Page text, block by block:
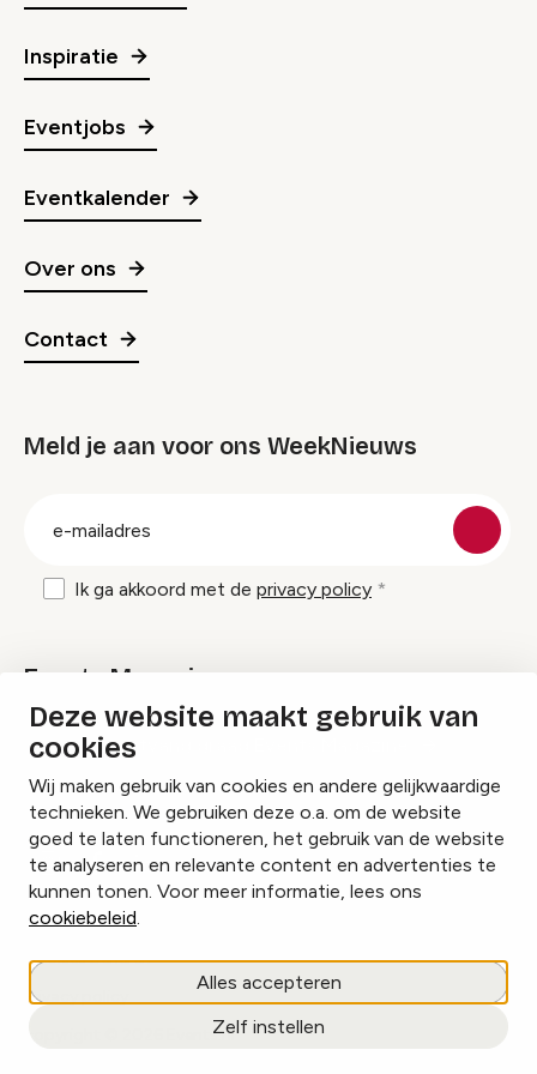
Deze website maakt gebruik van
cookies
Wij maken gebruik van cookies en andere gelijkwaardige
technieken. We gebruiken deze o.a. om de website
goed te laten functioneren, het gebruik van de website
te analyseren en relevante content en advertenties te
kunnen tonen. Voor meer informatie, lees ons
cookiebeleid.
Alles accepteren
Zelf instellen
Inspiratie
Eventjobs
Eventkalender
Over ons
Contact
Meld je aan voor ons WeekNieuws
Ik ga akkoord met de privacy policy
Events Magazine
Ik ontvang graag Events Magazine
InstagramFacebookLinkedIn
Cookies beheren
Privacy policy
copyright © 2026 Events.nl